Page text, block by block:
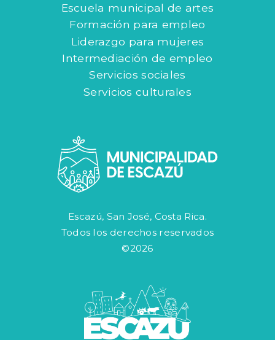
Escuela municipal de artes
Formación para empleo
Liderazgo para mujeres
Intermediación de empleo
Servicios sociales
Servicios culturales
Escazú, San José, Costa Rica.
Todos los derechos reservados
©2026